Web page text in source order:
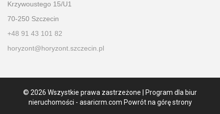
Krzywoustego 15/U1
70-250 Szczecin
+48 91 43 101 82
horyzont@horyzont.szczecin.pl
© 2026 Wszystkie prawa zastrzeżone | Program dla biur
nieruchomości - asaricrm.com Powrót na górę strony